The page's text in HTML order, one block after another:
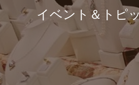
イベント＆トピ